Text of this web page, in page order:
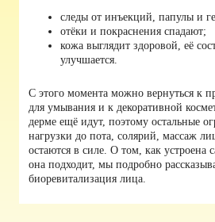
следы от инъекций, папулы и
отёки и покраснения спадают;
кожа выглядит здоровой, её
улучшается.
С этого момента можно вернуться к
для умывания и к декоративной
дерме ещё идут, поэтому остальные
нагрузки до пота, солярий, массаж
остаются в силе. О том, как устроена
она подходит, мы подробно
биоревитализация лица.